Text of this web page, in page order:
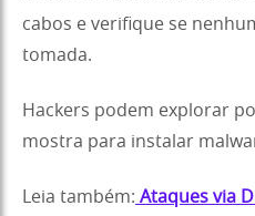
cabos e verifique se
tomada.
Hackers podem explorar
mostra para instalar
Leia também: Ataques via